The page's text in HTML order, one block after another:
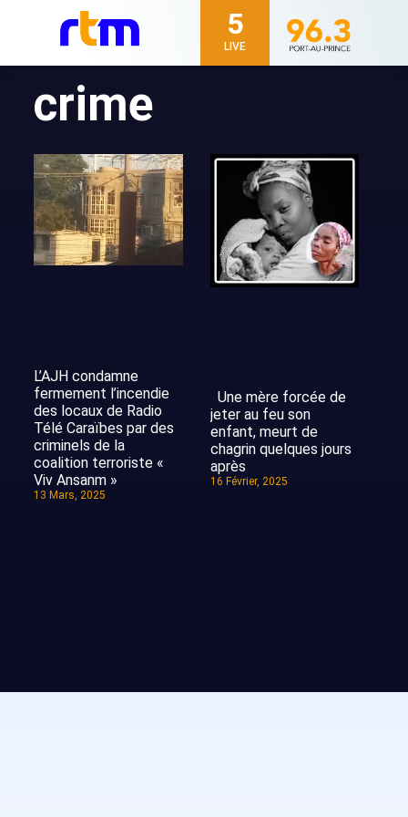
5
LIVE
crime
L’AJH condamne
fermement l’incendie
des locaux de Radio
Télé Caraïbes par des
criminels de la
coalition terroriste «
Viv Ansanm »
13 Mars, 2025
Une mère forcée de
jeter au feu son
enfant, meurt de
chagrin quelques jours
après
16 Février, 2025